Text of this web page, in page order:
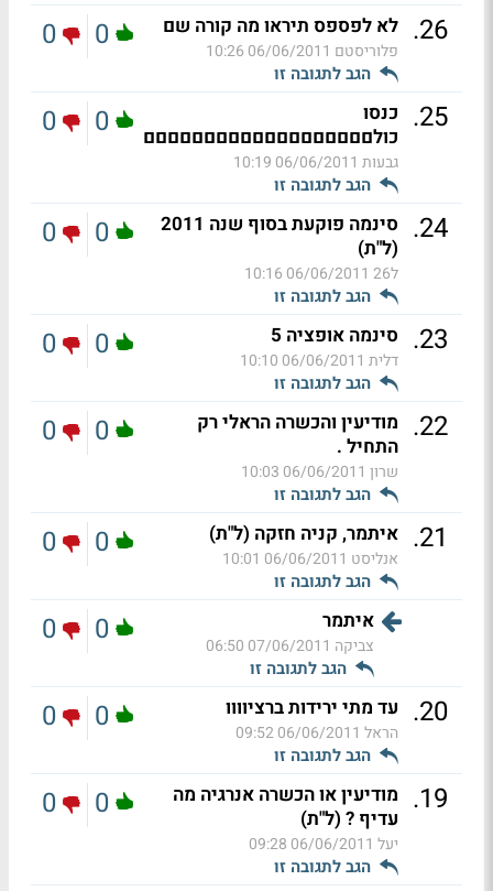
26
. לא לפספס תיראו מה קורה שם
פלוריסטם 06/06/2011 10:26
הגב לתגובה זו
0
0
25
. כנסו
כולםםםםםםםםםםםםםםםםםםם
גבעות 06/06/2011 10:19
הגב לתגובה זו
0
0
24
.
סינמה פוקעת בסוף שנה 2011
(ל"ת)
ל26 06/06/2011 10:16
הגב לתגובה זו
0
0
23
. סינמה אופציה 5
דלית 06/06/2011 10:10
הגב לתגובה זו
0
0
22
. מודיעין והכשרה הראלי רק
התחיל .
שרון 06/06/2011 10:03
הגב לתגובה זו
0
0
21
. איתמר, קניה חזקה (ל"ת)
אנליסט 06/06/2011 10:01
הגב לתגובה זו
0
0
איתמר
צביקה 07/06/2011 06:50
הגב לתגובה זו
0
0
20
. עד מתי ירידות ברציוווו
הראל 06/06/2011 09:52
הגב לתגובה זו
0
0
19
. מודיעין או הכשרה אנרגיה מה
עדיף ? (ל"ת)
יעל 06/06/2011 09:28
הגב לתגובה זו
0
0